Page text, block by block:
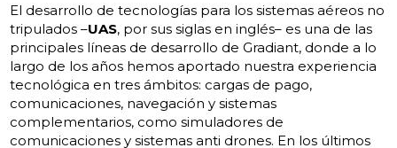
El desarrollo de tecnologías para los sistemas aéreos no
tripulados –UAS, por sus siglas en inglés– es una de las
principales líneas de desarrollo de Gradiant, donde a lo
largo de los años hemos aportado nuestra experiencia
tecnológica en tres ámbitos: cargas de pago,
comunicaciones, navegación y sistemas
complementarios, como simuladores de
comunicaciones y sistemas anti drones. En los últimos